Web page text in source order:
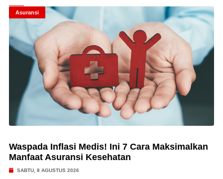
Asuransi
Waspada Inflasi Medis! Ini 7 Cara Maksimalkan
Manfaat Asuransi Kesehatan
SABTU, 8 AGUSTUS 2026